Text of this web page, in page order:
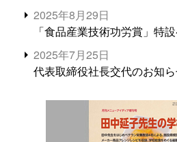
2025年8月29日
「食品産業技術功労賞」特
2025年7月25日
代表取締役社長交代のお知